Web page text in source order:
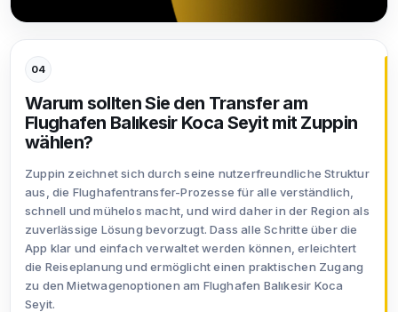
04
Warum sollten Sie den Transfer am
Flughafen Balıkesir Koca Seyit mit Zuppin
wählen?
Zuppin zeichnet sich durch seine nutzerfreundliche Struktur
aus, die Flughafentransfer-Prozesse für alle verständlich,
schnell und mühelos macht, und wird daher in der Region als
zuverlässige Lösung bevorzugt. Dass alle Schritte über die
App klar und einfach verwaltet werden können, erleichtert
die Reiseplanung und ermöglicht einen praktischen Zugang
zu den Mietwagenoptionen am Flughafen Balıkesir Koca
Seyit.